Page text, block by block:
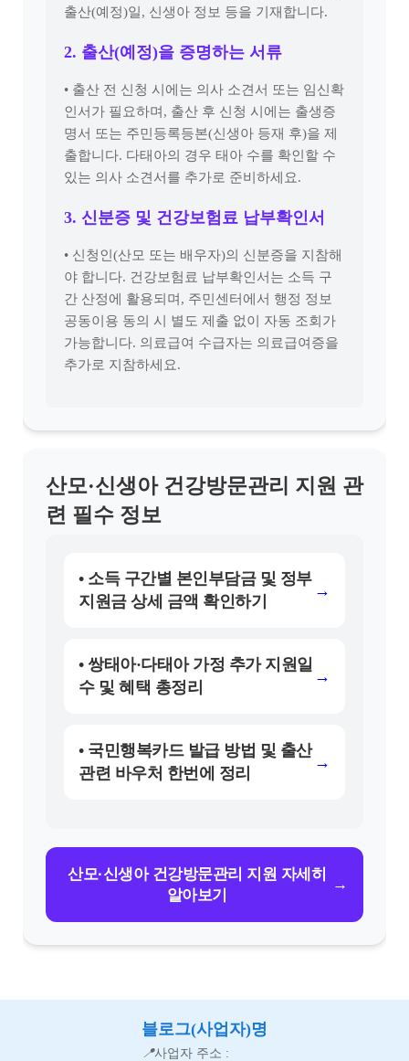
출산(예정)일, 신생아 정보 등을 기재합니다.
2. 출산(예정)을 증명하는 서류
• 출산 전 신청 시에는 의사 소견서 또는 임신확
인서가 필요하며, 출산 후 신청 시에는 출생증
명서 또는 주민등록등본(신생아 등재 후)을 제
출합니다. 다태아의 경우 태아 수를 확인할 수
있는 의사 소견서를 추가로 준비하세요.
3. 신분증 및 건강보험료 납부확인서
• 신청인(산모 또는 배우자)의 신분증을 지참해
야 합니다. 건강보험료 납부확인서는 소득 구
간 산정에 활용되며, 주민센터에서 행정 정보
공동이용 동의 시 별도 제출 없이 자동 조회가
가능합니다. 의료급여 수급자는 의료급여증을
추가로 지참하세요.
산모·신생아 건강방문관리 지원 관
련 필수 정보
• 소득 구간별 본인부담금 및 정부
지원금 상세 금액 확인하기
→
• 쌍태아·다태아 가정 추가 지원일
수 및 혜택 총정리
→
• 국민행복카드 발급 방법 및 출산
관련 바우처 한번에 정리
→
산모·신생아 건강방문관리 지원 자세히
알아보기
→
블로그(사업자)명
📍사업자 주소 :